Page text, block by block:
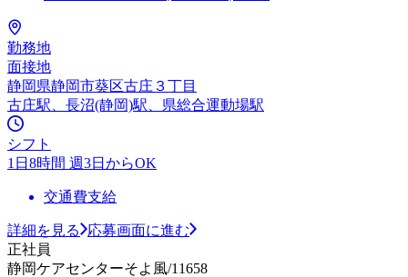
勤務地
面接地
静岡県静岡市葵区古庄３丁目
古庄駅、長沼(静岡)駅、県総合運動場駅
シフト
1日8時間 週3日からOK
交通費支給
詳細を見る
応募画面に進む
正社員
静岡ケアセンターそよ風/11658